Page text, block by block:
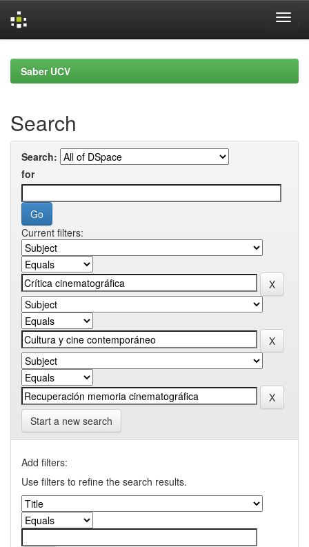
navigationSaber UCV
Search
Search:
for
Current filters:
Start a new search
Add filters:
Use filters to refine the search results.